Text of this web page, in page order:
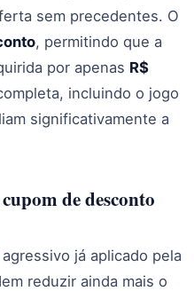
sem precedentes. O
, permitindo que a
por apenas R$
incluindo o jogo
significativamente a
de desconto
já aplicado pela
reduzir ainda mais o